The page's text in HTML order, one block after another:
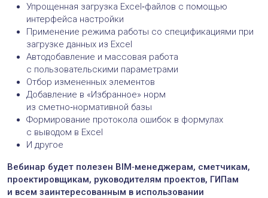
Упрощенная загрузка Excel‑файлов с помощью
интерфейса настройки
Применение режима работы со спецификациями при
загрузке данных из Excel
Автодобавление и массовая работа
с пользовательскими параметрами
Отбор измененных элементов
Добавление в «Избранное» норм
из сметно‑нормативной базы
Формирование протокола ошибок в формулах
с выводом в Excel
И другое
Вебинар будет полезен BIM‑менеджерам, сметчикам,
проектировщикам, руководителям проектов, ГИПам
и всем заинтересованным в использовании